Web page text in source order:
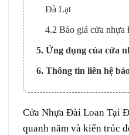
Đà Lạt
4.2 Báo giá cửa
5. Ứng dụng của cửa
6. Thông tin liên hệ
Cửa Nhựa Đài Loan Tại
quanh năm và kiến trúc